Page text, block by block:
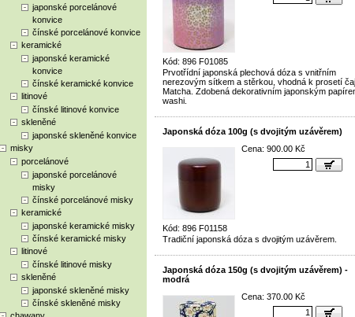
japonské porcelánové
konvice
čínské porcelánové konvice
keramické
japonské keramické
konvice
čínské keramické konvice
litinové
čínské litinové konvice
skleněné
japonské skleněné konvice
misky
porcelánové
japonské porcelánové
misky
čínské porcelánové misky
keramické
japonské keramické misky
čínské keramické misky
litinové
čínské litinové misky
skleněné
japonské skleněné misky
čínské skleněné misky
Kód: 896 F01085
Prvotřídní japonská plechová dóza s vnitřním
nerezovým sítkem a stěrkou, vhodná k prosetí
Matcha. Zdobená dekorativním japonským
washi.
Japonská dóza 100g (s dvojitým uzávěrem)
Kód: 896 F01158
Cena: 900.00 Kč
Tradiční japonská dóza s dvojitým uzávěrem.
Japonská dóza 150g (s dvojitým uzávěrem) -
modrá
Cena: 370.00 Kč